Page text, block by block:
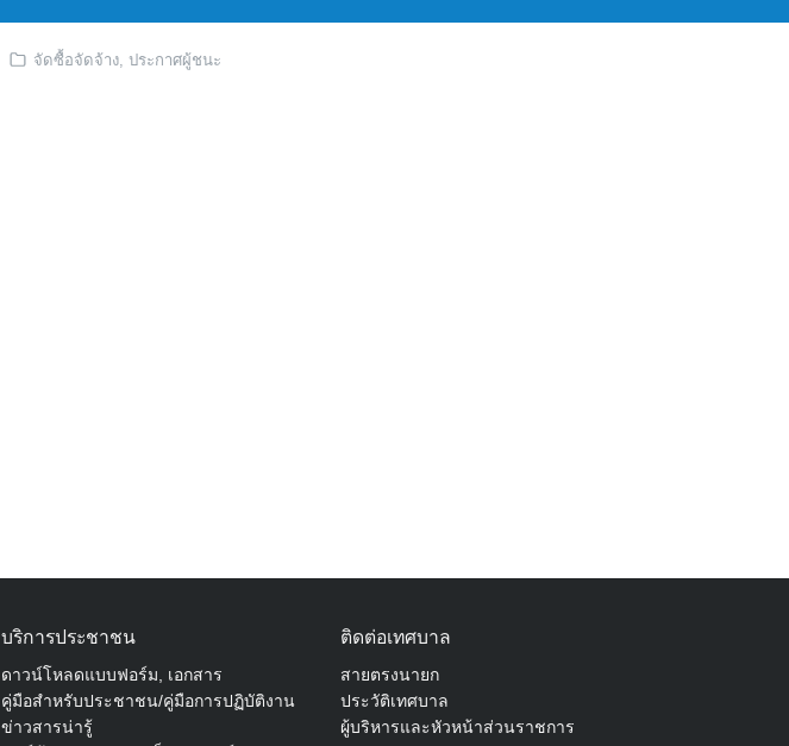
จัดซื้อจัดจ้าง, ประกาศผู้ชนะ
บริการประชาชน
ดาวน์โหลดแบบฟอร์ม, เอกสาร
คู่มือสำหรับประชาชน/คู่มือการปฏิบัติงาน
ข่าวสารน่ารู้
ติดต่อเทศบาล
สายตรงนายก
ประวัติเทศบาล
ผู้บริหารและหัวหน้าส่วนราชการ